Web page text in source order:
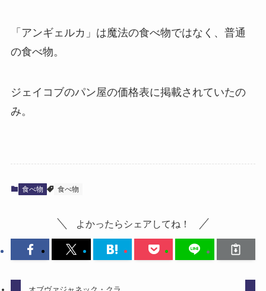
「アンギェルカ」は魔法の食べ物ではなく、普通
の食べ物。
ジェイコブのパン屋の価格表に掲載されていたの
み。
食べ物 食べ物
よかったらシェアしてね！